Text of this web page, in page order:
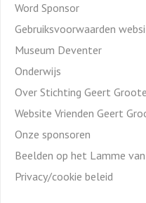
Word Sponsor
Gebruiksvoorwaarden
Museum Deventer
Onderwijs
Over Stichting Geert
Website Vrienden Geert
Onze sponsoren
Beelden op het Lamme
Privacy/cookie beleid